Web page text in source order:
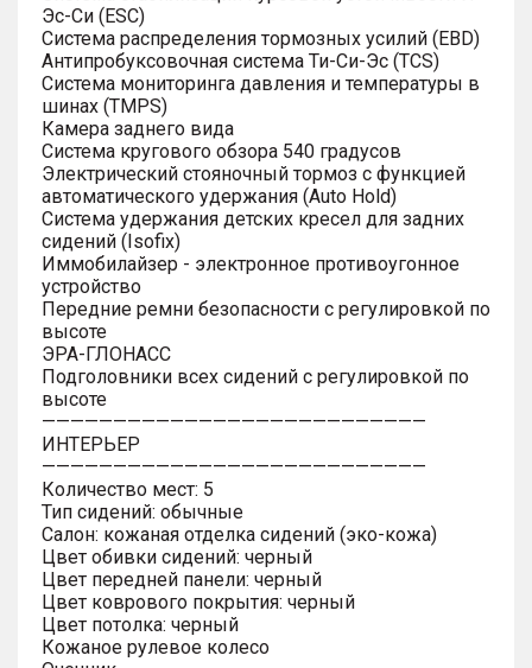
Эс-Си (ESC)
Система распределения тормозных усилий (EBD)
Антипробуксовочная система Ти-Си-Эс (TCS)
Система мониторинга давления и температуры в
шинах (TMPS)
Камера заднего вида
Система кругового обзора 540 градусов
Электрический стояночный тормоз с функцией
автоматического удержания (Auto Hold)
Система удержания детских кресел для задних
сидений (Isofix)
Иммобилайзер - электронное противоугонное
устройство
Передние ремни безопасности с регулировкой по
высоте
ЭРА-ГЛОНАСС
Подголовники всех сидений с регулировкой по
высоте
———————————————————————————
ИНТЕРЬЕР
———————————————————————————
Количество мест: 5
Тип сидений: обычные
Салон: кожаная отделка сидений (эко-кожа)
Цвет обивки сидений: черный
Цвет передней панели: черный
Цвет коврового покрытия: черный
Цвет потолка: черный
Кожаное рулевое колесо